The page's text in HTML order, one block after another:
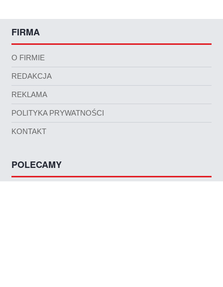
FIRMA
O FIRMIE
REDAKCJA
REKLAMA
POLITYKA PRYWATNOŚCI
KONTAKT
POLECAMY